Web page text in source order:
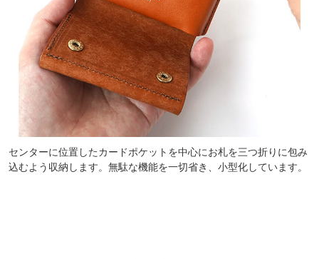
センターに位置したカードポケットを中心にお札を三つ折りに包み
込むよう収納します。無駄な機能を一切省き、小型化しています。